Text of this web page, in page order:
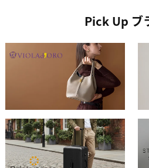
Pick Up ブ